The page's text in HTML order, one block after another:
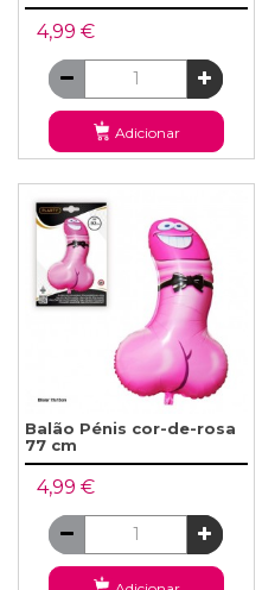
4,99 €
Adicionar
Balão Pénis cor-de-rosa
77 cm
4,99 €